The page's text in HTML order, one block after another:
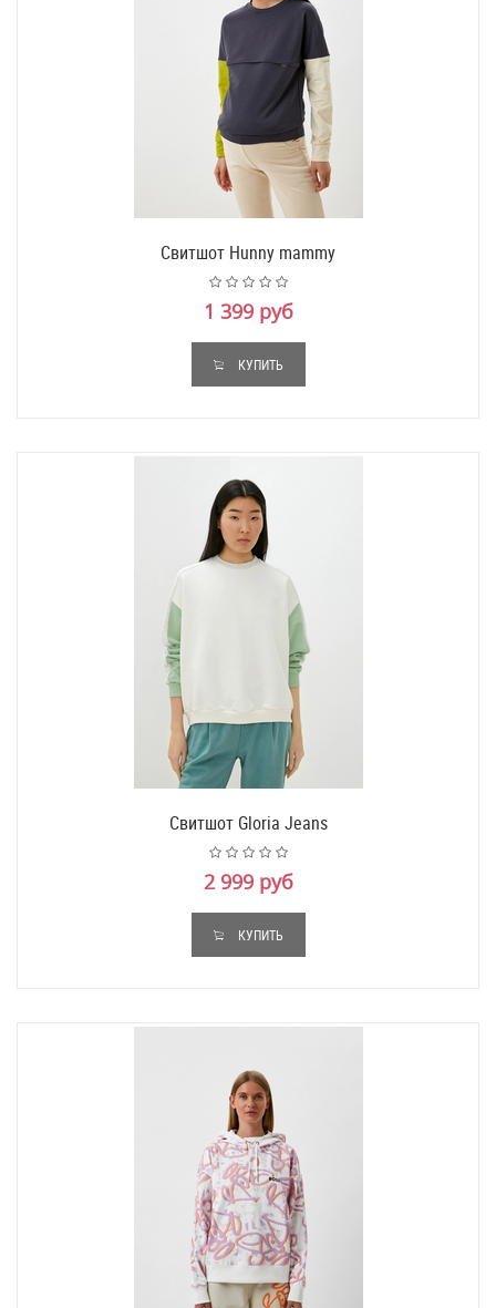
Свитшот Hunny mammy
1 399 руб
КУПИТЬ
Свитшот Gloria Jeans
2 999 руб
КУПИТЬ